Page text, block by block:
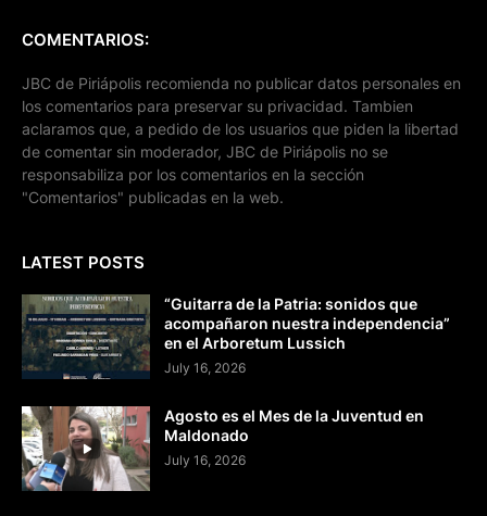
COMENTARIOS:
JBC de Piriápolis recomienda no publicar datos personales en
los comentarios para preservar su privacidad. Tambien
aclaramos que, a pedido de los usuarios que piden la libertad
de comentar sin moderador, JBC de Piriápolis no se
responsabiliza por los comentarios en la sección
"Comentarios" publicadas en la web.
LATEST POSTS
“Guitarra de la Patria: sonidos que
acompañaron nuestra independencia”
en el Arboretum Lussich
July 16, 2026
Agosto es el Mes de la Juventud en
Maldonado
July 16, 2026